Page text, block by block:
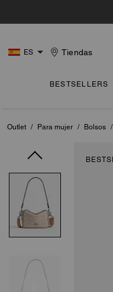
ES Tiendas
BESTSELLERS
Outlet / Para mujer / Bolsos /